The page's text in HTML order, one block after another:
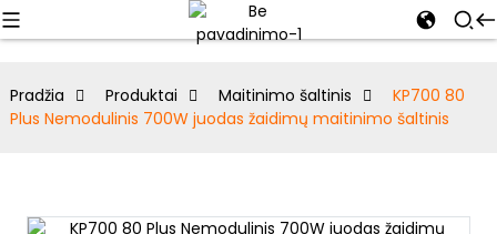
Pradžia Produktai Maitinimo šaltinis
KP700 80
Plus Nemodulinis 700W juodas žaidimų maitinimo šaltinis